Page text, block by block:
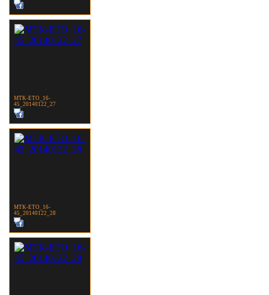
MTK-ETO_16-
45_20140122_27
MTK-ETO_16-
45_20140122_28